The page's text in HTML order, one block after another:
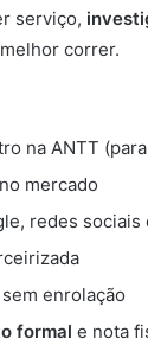
serviço,
correr.
na ANTT
mercado
redes
enrolação
formal e nota